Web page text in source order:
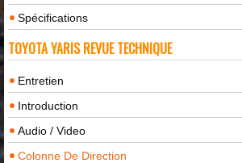
Spécifications
TOYOTA YARIS REVUE TECHNIQUE
Entretien
Introduction
Audio / Video
Colonne De Direction